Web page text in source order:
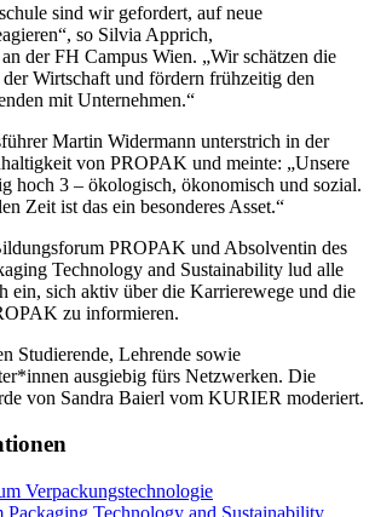
sind wir gefordert, auf neue
so Silvia Apprich,
der FH Campus Wien. „Wir schätzen die
Wirtschaft und fördern frühzeitig den
mit Unternehmen.“
Martin Widermann unterstrich in der
von PROPAK und meinte: „Unsere
hoch 3 – ökologisch, ökonomisch und sozial.
Zeit ist das ein besonderes Asset.“
PROPAK und Absolventin des
Technology and Sustainability lud alle
ein, sich aktiv über die Karrierewege und die
zu informieren.
Studierende, Lehrende sowie
ausgiebig fürs Netzwerken. Die
von Sandra Baierl vom KURIER moderiert.
Verpackungstechnologie